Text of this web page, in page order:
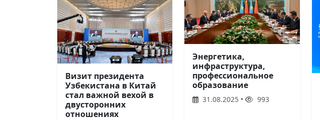
Визит президента
Узбекистана в Китай
стал важной вехой в
двусторонних
отношениях
Энергетика,
инфраструктура,
профессиональное
образование
31.08.2025 • 993